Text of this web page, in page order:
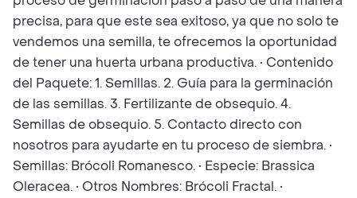
precisa, para que este sea exitoso, ya que no solo te
vendemos una semilla, te ofrecemos la oportunidad
de tener una huerta urbana productiva. • Contenido
del Paquete: 1. Semillas. 2. Guía para la germinación
de las semillas. 3. Fertilizante de obsequio. 4.
Semillas de obsequio. 5. Contacto directo con
nosotros para ayudarte en tu proceso de siembra. •
Semillas: Brócoli Romanesco. • Especie: Brassica
Oleracea. • Otros Nombres: Brócoli Fractal. •